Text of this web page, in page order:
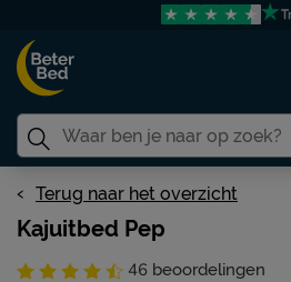
Terug naar het overzicht
Kajuitbed Pep
46 beoordelingen